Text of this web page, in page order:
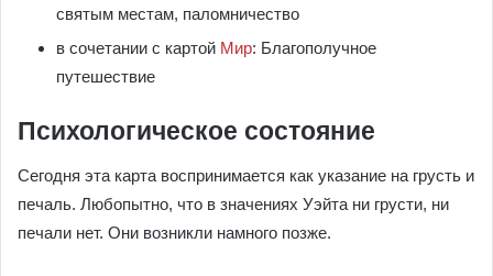
святым местам, паломничество
в сочетании с картой Мир: Благополучное
путешествие
Психологическое состояние
Сегодня эта карта воспринимается как указание на грусть и
печаль. Любопытно, что в значениях Уэйта ни грусти, ни
печали нет. Они возникли намного позже.